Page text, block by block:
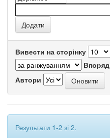
Вивести на сторінку
Автори
Результати 1-2 зі 2.